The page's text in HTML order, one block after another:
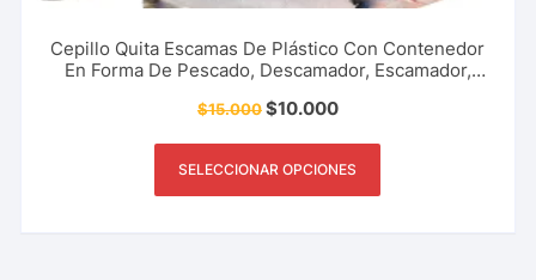
Cepillo Quita Escamas De Plástico Con Contenedor
En Forma De Pescado, Descamador, Escamador,
$15.000$10.000
SELECCIONAR OPCIONES